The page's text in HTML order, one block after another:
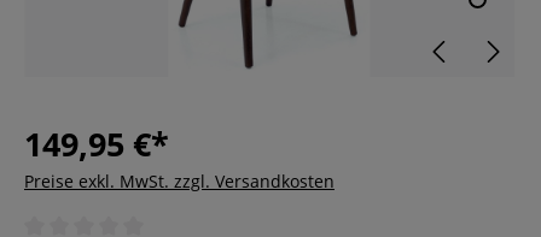
149,95 €*
Preise exkl. MwSt. zzgl. Versandkosten